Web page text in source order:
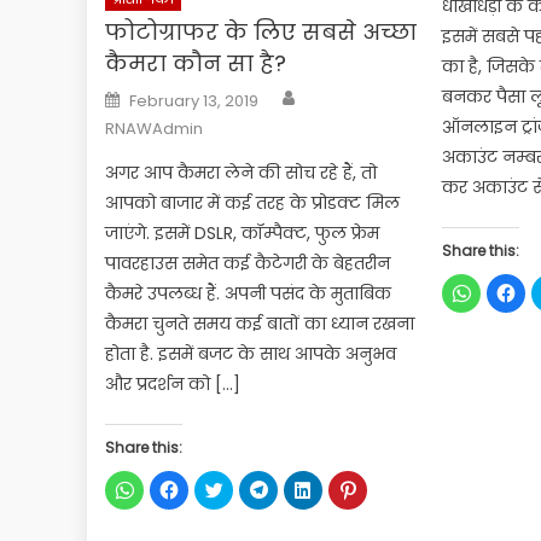
फोटोग्राफर के लिए सबसे अच्छा
कैमरा कौन सा है?
Posted
on
February 13, 2019
RNAWAdmin
अगर आप कैमरा लेने की सोच रहे हैं, तो
आपको बाजार में कई तरह के प्रोडक्ट मिल
जाएंगे. इसमें DSLR, कॉम्पैक्ट, फुल फ्रेम
पावरहाउस समेत कई कैटेगरी के बेहतरीन
कैमरे उपलब्ध हैं. अपनी पसंद के मुताबिक
कैमरा चुनते समय कई बातों का ध्यान रखना
होता है. इसमें बजट के साथ आपके अनुभव
और प्रदर्शन को […]
Share this:
Click
to
share
Click
to
share
Click
to
share
Click
to
share
Click
to
share
Click
to
धोखाधड़ी के
इसमें सबसे
का है, जिसके
बनकर पैसा
ऑनलाइन
अकाउंट
कर अकाउंट
Share this:
Click
to
share
to